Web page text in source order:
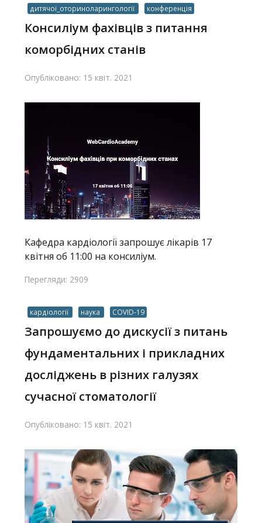
дитячої_оториноларингології конференція
Консиліум фахівців з питання
коморбідних станів
Опубліковано: 15 квіт. 2021
Кафедра кардіології запрошує лікарів 17
квітня об 11:00 на консиліум.
Перегляди: 2909
кардіології наука COVID-19
Запрошуємо до дискусії з питань
фундаментальних і прикладних
досліджень в різних галузях
сучасної стоматології
Опубліковано: 15 квіт. 2021